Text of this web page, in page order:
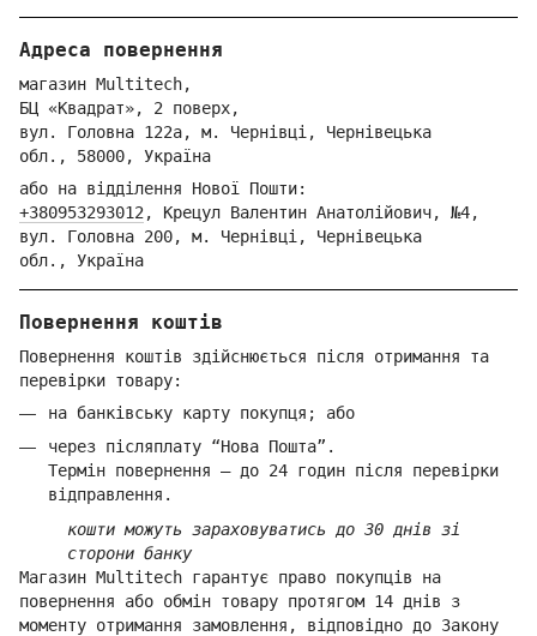
Адреса повернення
магазин Multitech,
БЦ «Квадрат», 2 поверх,
вул. Головна 122а, м. Чернівці, Чернівецька
обл., 58000, Україна
або на відділення Нової Пошти:
+380953293012 , Крецул Валентин Анатолійович, №4,
вул. Головна 200, м. Чернівці, Чернівецька
обл., Україна
Повернення коштів
Повернення коштів здійснюється після отримання та
перевірки товару:
на банківську карту покупця; або
через післяплату “Нова Пошта”.
Термін повернення — до 24 годин після перевірки
відправлення.
кошти можуть зараховуватись до 30 днів зі
сторони банку
Магазин Multitech гарантує право покупців на
повернення або обмін товару протягом 14 днів з
моменту отримання замовлення, відповідно до Закону